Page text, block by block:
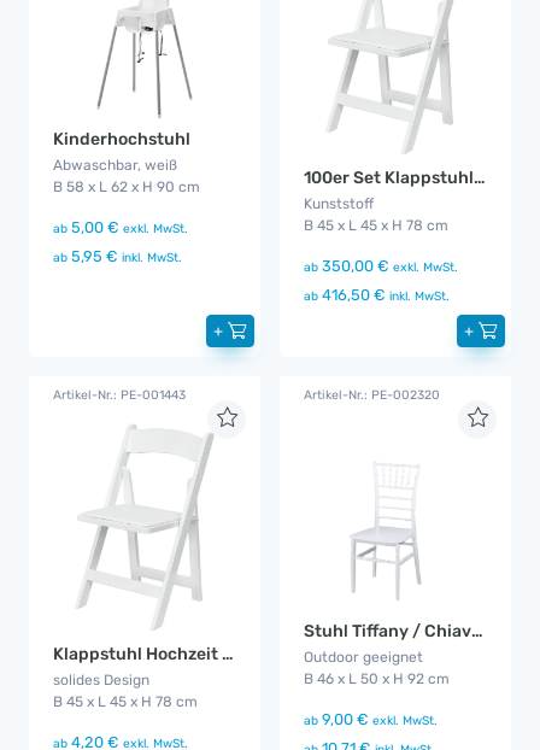
Kinderhochstuhl
Abwaschbar, weiß
B 58 x L 62 x H 90 cm
ab 5,00 € exkl. MwSt.
ab 5,95 € inkl. MwSt.
+
100er Set Klappstuhl Hochzeit mit Kissen
Kunststoff
B 45 x L 45 x H 78 cm
ab 350,00 € exkl. MwSt.
ab 416,50 € inkl. MwSt.
+
Artikel-Nr.: PE-001443
Klappstuhl Hochzeit mit Kissen
solides Design
B 45 x L 45 x H 78 cm
ab 4,20 € exkl. MwSt.
Artikel-Nr.: PE-002320
Stuhl Tiffany / Chiavaristyle
Outdoor geeignet
B 46 x L 50 x H 92 cm
ab 9,00 € exkl. MwSt.